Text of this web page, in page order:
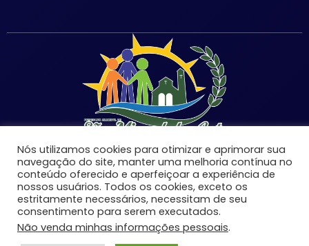
©Copyright 2026 | Prefeitura Municipal de São Miguel
do Anta-MG | Todos os direitos reservados.
Desenvolvido por:
Nós utilizamos cookies para otimizar e aprimorar sua
navegação do site, manter uma melhoria contínua no
conteúdo oferecido e aperfeiçoar a experiência de
nossos usuários. Todos os cookies, exceto os
estritamente necessários, necessitam de seu
consentimento para serem executados.
Não venda minhas informações pessoais.